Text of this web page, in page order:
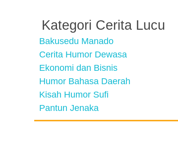
Kategori Cerita Lucu
Bakusedu Manado
Cerita Humor Dewasa
Ekonomi dan Bisnis
Humor Bahasa Daerah
Kisah Humor Sufi
Pantun Jenaka